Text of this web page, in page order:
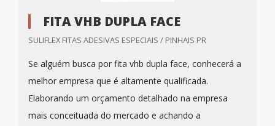
FITA VHB DUPLA FACE
SULIFLEX FITAS ADESIVAS ESPECIAIS / PINHAIS PR
Se alguém busca por fita vhb dupla face, conhecerá a
melhor empresa que é altamente qualificada.
Elaborando um orçamento detalhado na empresa
mais conceituada do mercado e achando a